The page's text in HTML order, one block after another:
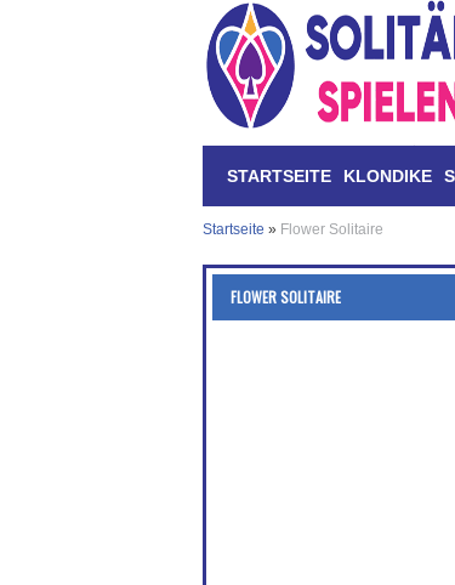
STARTSEITE KLONDIKE
Startseite » Flower Solitaire
FLOWER SOLITAIRE